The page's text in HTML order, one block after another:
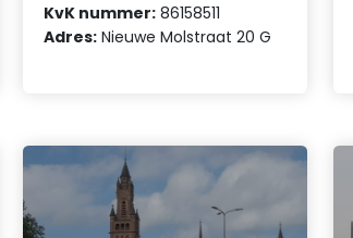
KvK nummer: 86158511
Adres: Nieuwe Molstraat 20 G